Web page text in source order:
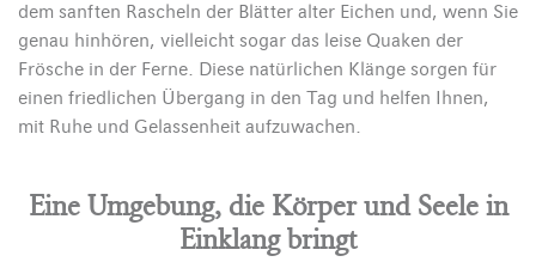
dem sanften Rascheln der Blätter alter Eichen und, wenn Sie
genau hinhören, vielleicht sogar das leise Quaken der
Frösche in der Ferne. Diese natürlichen Klänge sorgen für
einen friedlichen Übergang in den Tag und helfen Ihnen,
mit Ruhe und Gelassenheit aufzuwachen.
Eine Umgebung, die Körper und Seele in
Einklang bringt